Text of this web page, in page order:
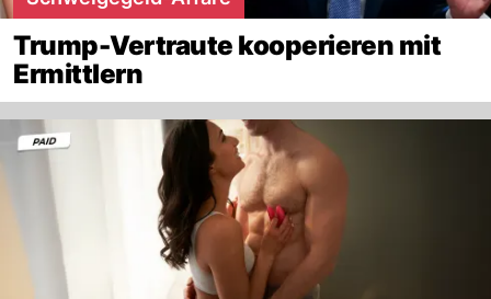
Trump-Vertraute kooperieren mit
Ermittlern